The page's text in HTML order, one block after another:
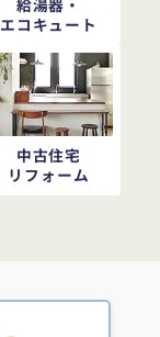
エコキュート
中古住宅
リフォーム